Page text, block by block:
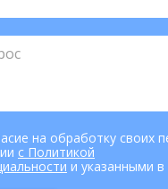
на обработку своих
с Политикой
и указанными